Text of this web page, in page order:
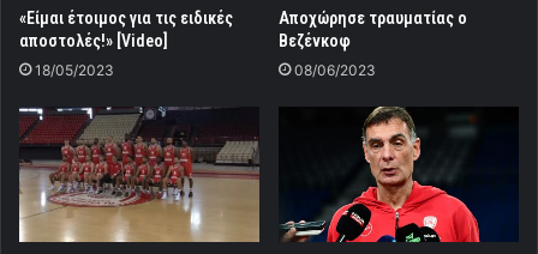
«Είμαι έτοιμος για τις ειδικές
αποστoλές!» [Video]
18/05/2023
Αποχώρησε τραυματίας ο
Βεζένκοφ
08/06/2023